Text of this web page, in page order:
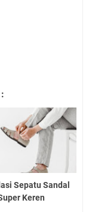
Sepatu Sandal
Keren